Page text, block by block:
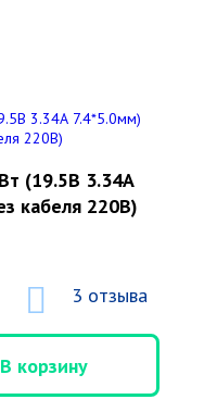
(19.5В 3.34А
кабеля 220В)
3 отзыва
В корзину